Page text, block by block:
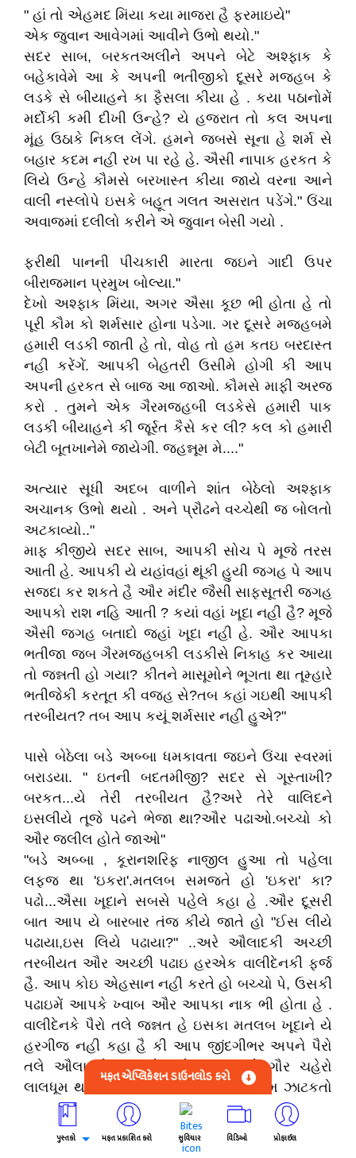
" હાં તો એહમદ મિંયા કયા માજરા હૈ ફરમાઇયે"
એક જુવાન આવેગમાં આવીને ઉભો થયો."
સદર સાબ, બરકતઅલીને અપને બેટે અશ્ફાક કે
બહેકાવેમે આ કે અપની ભતીજીકો દૂસરે મજહબ કે
લડકે સે બીયાહને કા ફૈસલા કીયા હે . કયા પઠાનોમેં
મર્દોકી કમી દીખી ઉન્હે? યે હજરાત તો કલ અપના
મૂંહ ઉઠાકે નિકલ લેંગે. હમને જબસે સૂના હે શર્મ સે
બહાર કદમ નહી રખ પા રહે હે. ઐસી નાપાક હરકત કે
લિયે ઉન્હે કૌમસે બરખાસ્ત કીયા જાયે વરના આને
વાલી નસ્લોપે ઇસકે બહૂત ગલત અસરાત પડેંગે." ઉંચા
અવાજમાં દલીલો કરીને એ જુવાન બેસી ગયો .
ફરીથી પાનની પીચકારી મારતા જઇને ગાદી ઉપર
બીરાજમાન પ્રમુખ બોલ્યા."
દેખો અશ્ફાક મિંયા, અગર ઐસા કૂછ ભી હોતા હે તો
પૂરી કૌમ કો શર્મસાર હોના પડેગા. ગર દૂસરે મજહબમે
હમારી લડકી જાતી હે તો, વોહ તો હમ કતઇ બરદાસ્ત
નહી કરેંગેં. આપકી બેહતરી ઉસીમે હોગી કી આપ
અપની હરકત સે બાજ આ જાઓ. કૌમસે માફી અરજ
કરો . તુમને એક ગૈરમજહબી લડકેસે હમારી પાક
લડકી બીયાહને કી જૂર્રત કૈસે કર લી? કલ કો હમારી
બેટી બૂતખાનેમે જાયેગી. જહન્નૂમ મે...."
અત્યાર સૂધી અદબ વાળીને શાંત બેઠેલો અશ્ફાક
અચાનક ઉભો થયો . અને પ્રૌઢને વચ્ચેથી જ બોલતો
અટકાવ્યો.."
માફ કીજીયે સદર સાબ, આપકી સોચ પે મૂજે તરસ
આતી હે. આપકી યે યહાંવહાં થૂંકી હુયી જગહ પે આપ
સજદા કર શકતે હૈ ઔર મંદીર જૈસી સાફસૂતરી જગહ
આપકો રાશ નહિ આતી ? કયાં વહાં ખૂદા નહી હૈ? મૂજે
ઐસી જગહ બતાદો જહાં ખૂદા નહી હે. ઔર આપકા
ભતીજા જબ ગૈરમજહબકી લડકીસે નિકાહ કર આયા
તો જન્નતી હો ગયા? કીતને માસૂમોને ભૂગતા થા તૂમ્હારે
ભતીજેકી કરતૂત કી વજહ સે?તબ કહાં ગઇથી આપકી
તરબીયત? તબ આપ કયૂં શર્મસાર નહી હુએ?"
પાસે બેઠેલા બડે અબ્બા ધમકાવતા જઇને ઉંચા સ્વરમાં
બરાડયા. " ઇતની બદતમીજી? સદર સે ગૂસ્તાખી?
બરકત...યે તેરી તરબીયત હૈ?અરે તેરે વાલિદને
ઇસલીયે તૂજે પઢને ભેજા થા?ઔર પઢાઓ.બચ્ચો કો
ઔર જલીલ હોતે જાઓ"
"બડે અબ્બા , કૂરાનશરિફ નાજીલ હુઆ તો પહેલા
લફ્જ થા 'ઇકરા'.મતલબ સમજતે હો 'ઇકરા' કા?
પઢો...ઐસા ખૂદાને સબસે પહેલે કહા હે .ઔર દૂસરી
બાત આપ યે બારબાર તંજ કીયે જાતે હો "ઈસ લીયે
પઢાયા,ઇસ લિયે પઢાયા?" ..અરે ઔલાદકી અચ્છી
તરબીયત ઔર અચ્છી પઢાઇ હરએક વાલીદેનકી ફર્જ
હૈ. આપ કોઇ એહસાન નહી કરતે હો બચ્ચો પે, ઉસકી
પઢાઇમેં આપકે ખ્વાબ ઔર આપકા નાક ભી હોતા હે .
વાલીદેનકે પૈરો તલે જન્નત હે ઇસકા મતલબ ખૂદાને યે
હરગીજ નહી કહા હૈ કી આપ જીંદગીભર અપને પૈરો
તલે ઔલાદકો કૂચલતે રહો."અશ્ફાકનો ગૌર ચહેરો
લાલધૂમ થઇ ગયો હતો . લાંબાવાળ આમતેમ ઝાટકતો
જઇને એકધારૂ બોલી રહયો હતો.."
ઔર આપ કે મૂંહ સે ઇસ્લામકી બાતે અચ્છી નહી
લગતી . અરે ઇસ્લામતો અમનકી બાત શીખાતા હે .
મફત એપ્લિકેશન ડાઉનલોડ કરો
પુસ્તકો મફત પ્રકાશિત કરો સુવિચાર વિડિઓ પ્રોફાઈલ